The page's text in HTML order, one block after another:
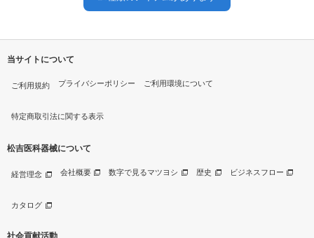
当サイトについて
ご利用規約 プライバシーポリシー ご利用環境について
特定商取引法に関する表示
松吉医科器械について
経営理念 会社概要 数字で見るマツヨシ 歴史 ビジネスフロー
カタログ
社会貢献活動